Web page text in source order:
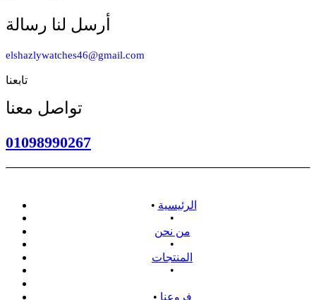
أرسل لنا رسالة
elshazlywatches46@gmail.com
تابعنا
تواصل معنا
01098990267
• الرئيسية
•
من نحن
•
المنتجات
•
• فروعنا